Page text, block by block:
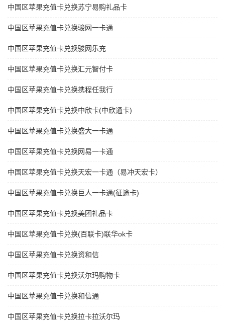
中国区苹果充值卡兑换苏宁易购礼品卡
中国区苹果充值卡兑换骏网一卡通
中国区苹果充值卡兑换骏网乐充
中国区苹果充值卡兑换汇元智付卡
中国区苹果充值卡兑换携程任我行
中国区苹果充值卡兑换中欣卡(中欣通卡)
中国区苹果充值卡兑换盛大一卡通
中国区苹果充值卡兑换网易一卡通
中国区苹果充值卡兑换天宏一卡通（易冲天宏卡）
中国区苹果充值卡兑换巨人一卡通(征途卡)
中国区苹果充值卡兑换美团礼品卡
中国区苹果充值卡兑换(百联卡)联华ok卡
中国区苹果充值卡兑换资和信
中国区苹果充值卡兑换沃尔玛购物卡
中国区苹果充值卡兑换和信通
中国区苹果充值卡兑换拉卡拉沃尔玛